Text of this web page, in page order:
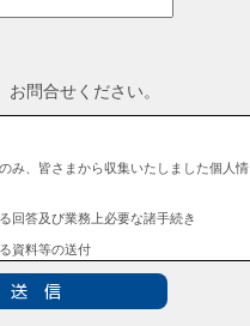
問合せください。
み、皆さまから収集いたしました個人情
回答及び業務上必要な諸手続き
資料等の送付